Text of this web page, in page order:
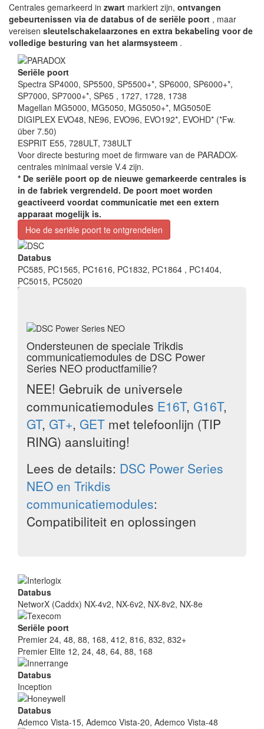
Centrales gemarkeerd in zwart markiert zijn, ontvangen
gebeurtenissen via de databus of de seriële poort , maar
vereisen sleutelschakelaarzones en extra bekabeling voor de
volledige besturing van het alarmsysteem .
Seriële poort
Spectra SP4000, SP5500, SP5500+*, SP6000, SP6000+*,
SP7000, SP7000+*, SP65 , 1727, 1728, 1738
Magellan MG5000, MG5050, MG5050+*, MG5050E
DIGIPLEX EVO48, NE96, EVO96, EVO192*, EVOHD* (*Fw.
über 7.50)
ESPRIT E55, 728ULT, 738ULT
Voor directe besturing moet de firmware van de PARADOX-
centrales minimaal versie V.4 zijn.
* De seriële poort op de nieuwe gemarkeerde centrales is
in de fabriek vergrendeld. De poort moet worden
geactiveerd voordat communicatie met een extern
apparaat mogelijk is.
Hoe de seriële poort te ontgrendelen
Databus
PC585, PC1565, PC1616, PC1832, PC1864 , PC1404,
PC5015, PC5020
Ondersteunen de speciale Trikdis
communicatiemodules de DSC Power
Series NEO productfamilie?
NEE! Gebruik de universele
communicatiemodules E16T, G16T,
GT, GT+, GET met telefoonlijn (TIP
RING) aansluiting!
Lees de details: DSC Power Series
NEO en Trikdis
communicatiemodules:
Compatibiliteit en oplossingen
Databus
NetworX (Caddx) NX-4v2, NX-6v2, NX-8v2, NX-8e
Seriële poort
Premier 24, 48, 88, 168, 412, 816, 832, 832+
Premier Elite 12, 24, 48, 64, 88, 168
Databus
Inception
Databus
Ademco Vista-15, Ademco Vista-20, Ademco Vista-48